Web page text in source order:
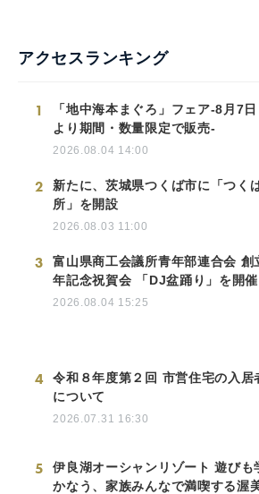
アクセスランキング
1
「地中海本まぐろ」フェア-8月7日
より期間・数量限定で販売-
2026.08.04 14:00
2
新たに、茨城県つくば市に「つく
所」を開設
2026.08.03 11:00
3
富山県商工会議所青年部連合会 創
年記念祝賀会 「DJ盆踊り」を開
2026.08.04 15:25
4
令和８年度第２回 市営住宅の入居
について
2026.07.31 16:30
5
伊良湖オーシャンリゾート 遊びも
かなう、家族みんなで満喫する渥